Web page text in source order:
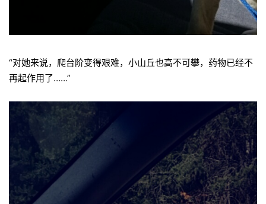
“对她来说，爬台阶变得艰难，小山丘也高不可攀，药物已经不
再起作用了……”